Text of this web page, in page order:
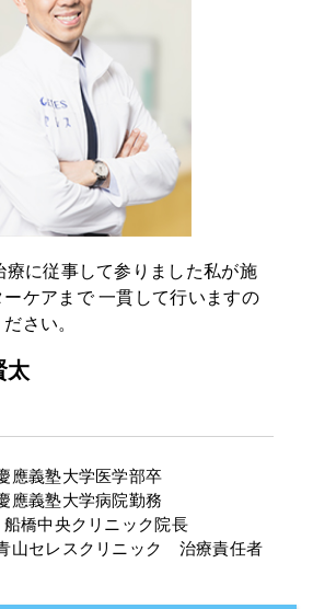
療に従事して参りました私が施
ケアまで一貫して行いますの
さい。
太
義塾大学医学部卒
義塾大学病院勤務
橋中央クリニック院長
山セレスクリニック 治療責任者